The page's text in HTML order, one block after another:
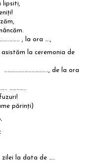
lipsiti,
, la ora ….,
asistăm la ceremonia de
de la ora
…………..
părinţi)
zilei la data de …..